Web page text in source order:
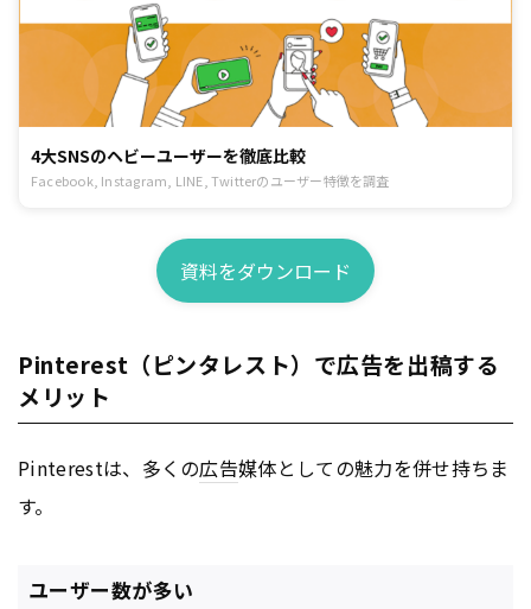
4大SNSのヘビーユーザーを徹底比較
Facebook, Instagram, LINE, Twitterのユーザー特徴を調査
資料をダウンロード
Pinterest（ピンタレスト）で広告を出稿する
メリット
Pinterestは、多くの広告媒体としての魅力を併せ持ちま
す。
ユーザー数が多い